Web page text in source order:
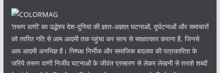
‘तरूण वाणी‘ का उद्धेश्य देश-दुनियां की ज्ञात-अज्ञात घटनाओं, दुर्घटनाओं और समाचारों
को त्वरित गति से आम आदमी तक पहुंचा कर सत्य से साक्षात्कार कराना है, जिनसे
आम आदमी अनभिज्ञ है। निष्पक्ष निर्भीक और समाजिक बदलाव की पत्रकारिता के
जरिये तरूण वाणी निर्जीव घटनाओं के जीवंत प्रसारण से लेकर लेखनी से तराशे शब्दों